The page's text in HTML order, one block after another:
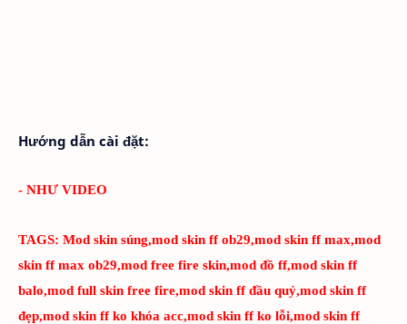
Hướng dẫn cài đặt:
- NHƯ VIDEO
TAGS: Mod skin súng,mod skin ff ob29,mod skin ff max,mod
skin ff max ob29,mod free fire skin,mod đồ ff,mod skin ff
balo,mod full skin free fire,mod skin ff đầu quỷ,mod skin ff
đẹp,mod skin ff ko khóa acc,mod skin ff ko lỗi,mod skin ff